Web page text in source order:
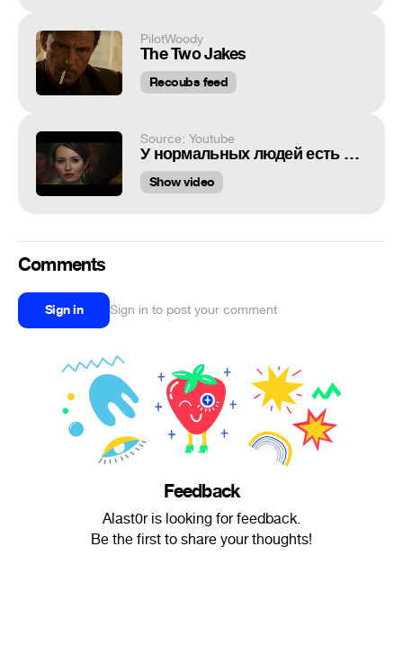
PilotWoody
The Two Jakes
Recoubs feed
Source: Youtube
У нормальных людей есть жены, дети, хобби, потому что у них нет чего то одного
Show video
Comments
Sign in Sign in to post your comment
Feedback
Alast0r is looking for feedback.
Be the first to share your thoughts!